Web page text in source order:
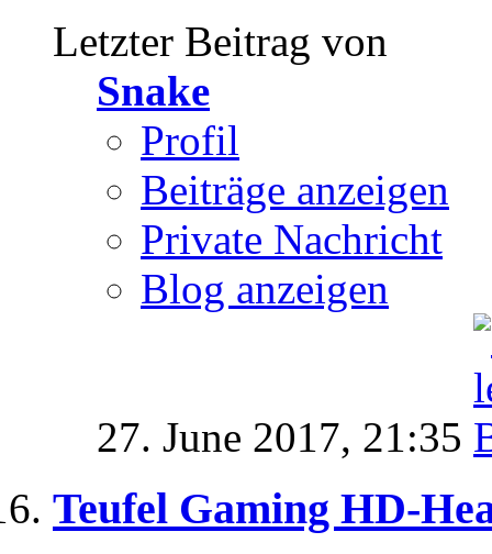
Letzter Beitrag von
Snake
Profil
Beiträge anzeigen
Private Nachricht
Blog anzeigen
27. June 2017, 21:35
Teufel Gaming HD-